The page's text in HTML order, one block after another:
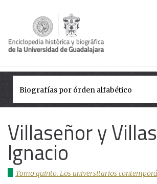
Presentación
Biografías
Documentos institucionales
Villaseñor y
Ignacio
Tomo quinto. Los universitarios